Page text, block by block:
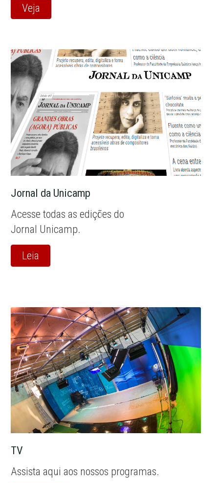
Veja
Jornal da Unicamp
Acesse todas as edições do
Jornal Unicamp.
Leia
TV
Assista aqui aos nossos programas.